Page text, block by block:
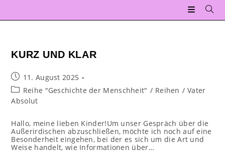
springen
KURZ UND KLAR
Beitrag
veröffentlicht:
11. August 2025
Beitrags-
Kategorie:
Reihe "Geschichte der Menschheit" / Reihen / Vater
Absolut
Hallo, meine lieben Kinder!Um unser Gespräch über die
Außerirdischen abzuschließen, möchte ich noch auf eine
Besonderheit eingehen, bei der es sich um die Art und
Weise handelt, wie Informationen über…